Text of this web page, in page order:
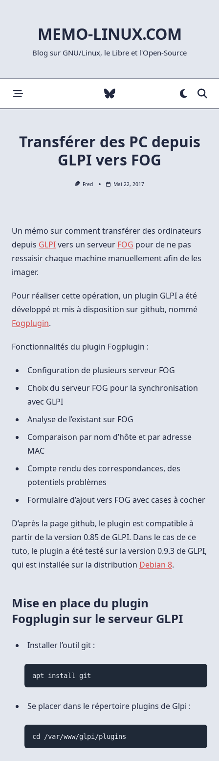
MEMO-LINUX.COM
Blog sur GNU/Linux, le Libre et l'Open-Source
Transférer des PC depuis
GLPI vers FOG
Fred Mai 22, 2017
Un mémo sur comment transférer des ordinateurs
depuis GLPIvers un serveur FOG pour de ne pas
ressaisir chaque machine manuellement afin de les
imager.
Pour réaliser cette opération, un plugin GLPI a été
développé et mis à disposition sur github, nommé
Fogplugin.
Fonctionnalités du plugin Fogplugin :
Configuration de plusieurs serveur FOG
Choix du serveur FOG pour la synchronisation
avec GLPI
Analyse de l’existant sur FOG
Comparaison par nom d’hôte et par adresse
MAC
Compte rendu des correspondances, des
potentiels problèmes
Formulaire d’ajout vers FOG avec cases à cocher
D’après la page github, le plugin est compatible à
partir de la version 0.85 de GLPI. Dans le cas de ce
tuto, le plugin a été testé sur la version 0.9.3 de GLPI,
qui est installée sur la distribution Debian 8.
Mise en place du plugin
Fogplugin sur le serveur GLPI
Installer l’outil git :
apt install git
Se placer dans le répertoire plugins de Glpi :
cd /var/www/glpi/plugins